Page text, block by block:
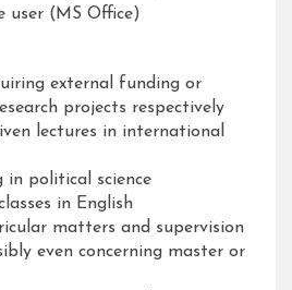
user (MS Office)
external funding or
projects respectively
lectures in international
in political science
in English
matters and supervision
even concerning master or